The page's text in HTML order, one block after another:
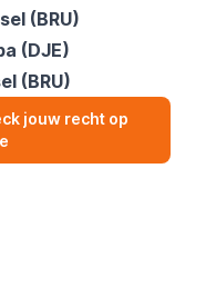
(BRU)
(DJE)
(BRU)
jouw recht op